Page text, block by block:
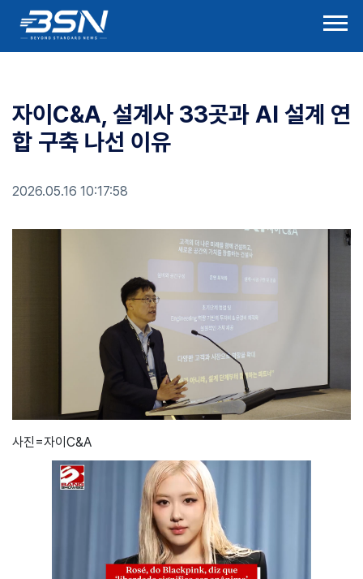
자이C&A, 설계사 33곳과 AI 설계 연
합 구축 나선 이유
2026.05.16 10:17:58
사진=자이C&A